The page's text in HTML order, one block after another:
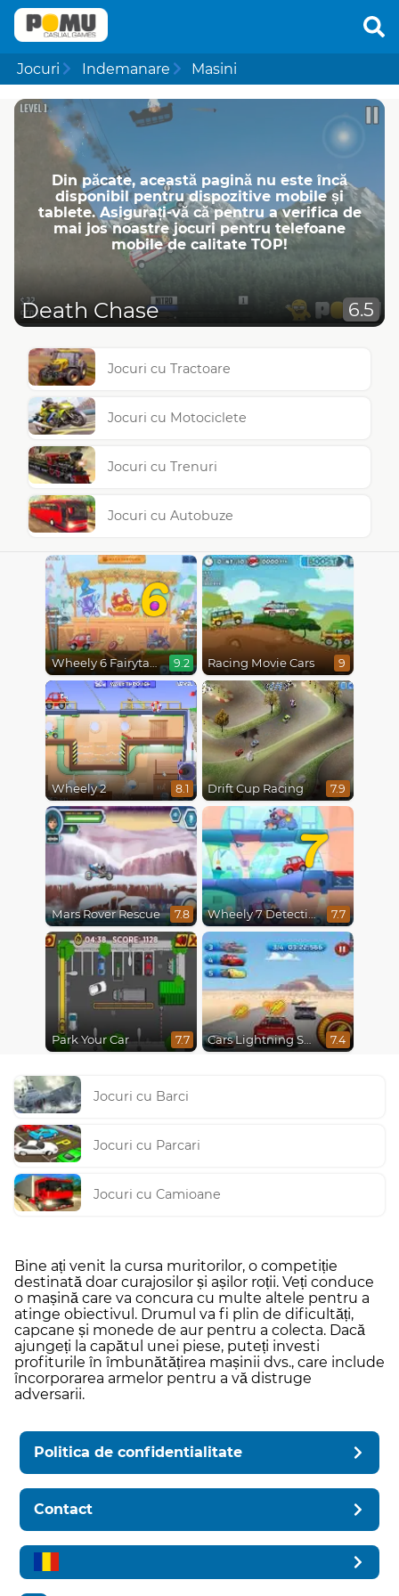
Jocuri Indemanare Masini
Din păcate, această pagină nu este încă
disponibil pentru dispozitive mobile și
tablete. Asigurați-vă că pentru a verifica de
mai jos noastre jocuri pentru telefoane
mobile de calitate TOP!
Death Chase 6.5
Jocuri cu Tractoare
Jocuri cu Motociclete
Jocuri cu Trenuri
Jocuri cu Autobuze
6
Wheely 6 Fairytale 9.2 Racing Movie Cars 9
Wheely 2 8.1 Drift Cup Racing 7.9
Mars Rover Rescue 7.8
7
Wheely 7 Detective 7.7
Park Your Car 7.7 Cars Lightning Speed 7.4
Jocuri cu Barci
Jocuri cu Parcari
Jocuri cu Camioane
Bine ați venit la cursa muritorilor, o competiție
destinată doar curajosilor și așilor roții. Veți conduce
o mașină care va concura cu multe altele pentru a
atinge obiectivul. Drumul va fi plin de dificultăți,
capcane și monede de aur pentru a colecta. Dacă
ajungeți la capătul unei piese, puteți investi
profiturile în îmbunătățirea mașinii dvs., care include
încorporarea armelor pentru a vă distruge
adversarii.
Politica de confidentialitate
Contact